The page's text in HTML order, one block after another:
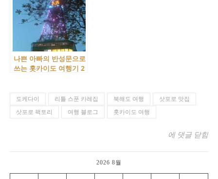
나쁜 아빠의 반성문으로
쓰는 홋카이도 여행기 2
도케다이 리틀 스푼 카레집 북해도 여행
삿포로 맛집
삿포로 팩토리
여행 블로그 홋카이도 여행
나쁜 아빠의
에 댓글 닫힘
2026 8월